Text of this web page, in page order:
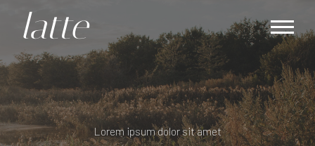
latte
Lorem ipsum dolor sit amet